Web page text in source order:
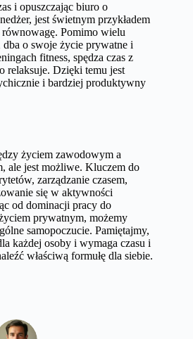
i opuszczając biuro o
jest świetnym przykładem
Pomimo wielu
o swoje życie prywatne i
fitness, spędza czas z
relaksuje. Dzięki temu jest
i bardziej produktywny
życiem zawodowym a
ale jest możliwe. Kluczem do
zarządzanie czasem,
się w aktywności
od dominacji pracy do
prywatnym, możemy
samopoczucie. Pamiętajmy,
każdej osoby i wymaga czasu i
właściwą formułę dla siebie.